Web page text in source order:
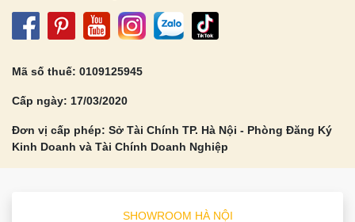
Mã số thuế: 0109125945
Cấp ngày: 17/03/2020
Đơn vị cấp phép: Sở Tài Chính TP. Hà Nội - Phòng Đăng Ký
Kinh Doanh và Tài Chính Doanh Nghiệp
SHOWROOM HÀ NỘI
Thời gian muốn khảo sát